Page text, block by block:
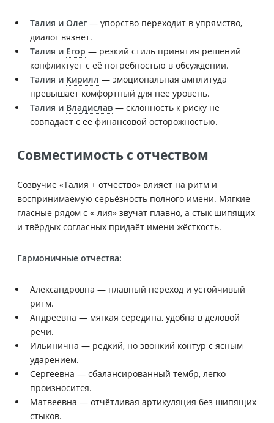
Талия и Олег — упорство переходит в упрямство,
диалог вязнет.
Талия и Егор — резкий стиль принятия решений
конфликтует с её потребностью в обсуждении.
Талия и Кирилл — эмоциональная амплитуда
превышает комфортный для неё уровень.
Талия и Владислав — склонность к риску не
совпадает с её финансовой осторожностью.
Совместимость с отчеством
Созвучие «Талия + отчество» влияет на ритм и
воспринимаемую серьёзность полного имени. Мягкие
гласные рядом с «-лия» звучат плавно, а стык шипящих
и твёрдых согласных придаёт имени жёсткость.
Гармоничные отчества:
Александровна — плавный переход и устойчивый
ритм.
Андреевна — мягкая середина, удобна в деловой
речи.
Ильинична — редкий, но звонкий контур с ясным
ударением.
Сергеевна — сбалансированный тембр, легко
произносится.
Матвеевна — отчётливая артикуляция без шипящих
стыков.